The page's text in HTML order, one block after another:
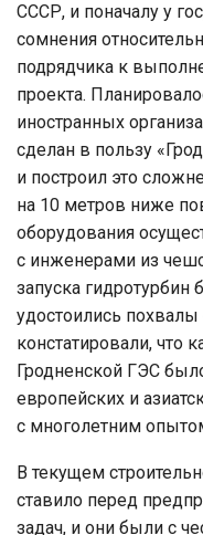
СССР, и поначалу у
сомнения
подрядчика к
проекта.
иностранных
сделан в пользу
и построил это
на 10 метров ниже
оборудования
с инженерами из
запуска гидротурбин
удостоились
констатировали, что
Гродненской ГЭС
европейских и
с многолетним
В текущем
ставило перед
задач, и они были с